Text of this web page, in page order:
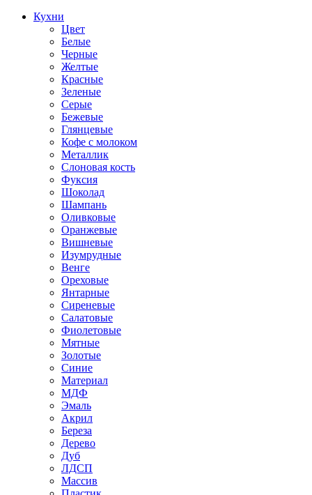
Кухни
Цвет
Белые
Черные
Желтые
Красные
Зеленые
Серые
Бежевые
Глянцевые
Кофе с молоком
Металлик
Слоновая кость
Фуксия
Шоколад
Шампань
Оливковые
Оранжевые
Вишневые
Изумрудные
Венге
Ореховые
Янтарные
Сиреневые
Салатовые
Фиолетовые
Мятные
Золотые
Синие
Материал
МДФ
Эмаль
Акрил
Береза
Дерево
Дуб
ЛДСП
Массив